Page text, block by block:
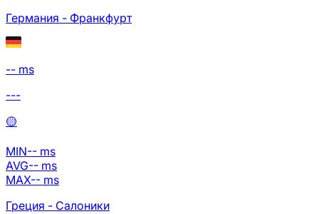
Германия - Франкфурт
-- ms
---
🟡
MIN-- ms
AVG-- ms
MAX-- ms
Греция - Салоники